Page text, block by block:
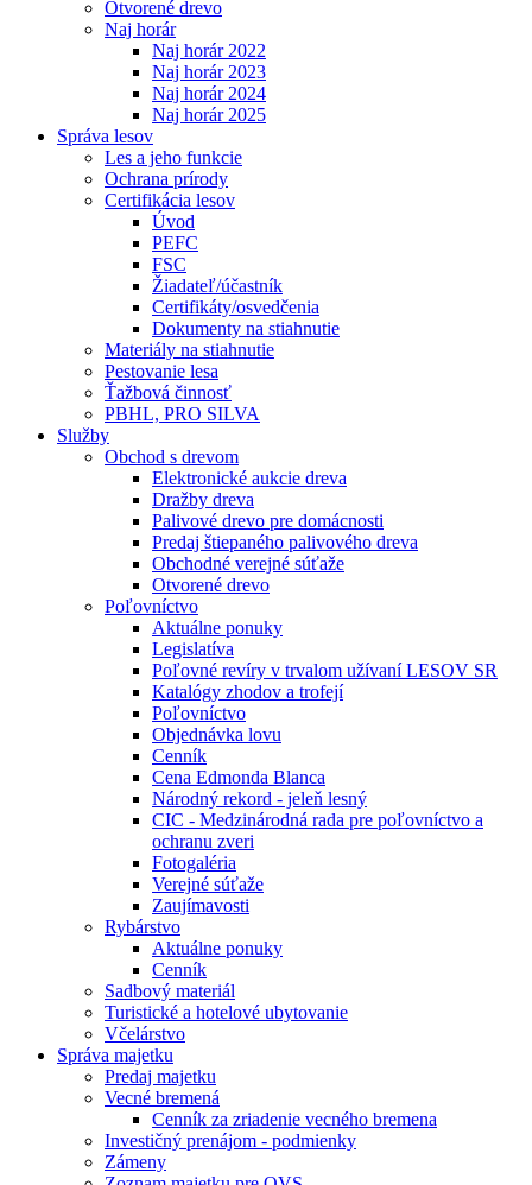
Otvorené drevo
Naj horár
Naj horár 2022
Naj horár 2023
Naj horár 2024
Naj horár 2025
Správa lesov
Les a jeho funkcie
Ochrana prírody
Certifikácia lesov
Úvod
PEFC
FSC
Žiadateľ/účastník
Certifikáty/osvedčenia
Dokumenty na stiahnutie
Materiály na stiahnutie
Pestovanie lesa
Ťažbová činnosť
PBHL, PRO SILVA
Služby
Obchod s drevom
Elektronické aukcie dreva
Dražby dreva
Palivové drevo pre domácnosti
Predaj štiepaného palivového dreva
Obchodné verejné súťaže
Otvorené drevo
Poľovníctvo
Aktuálne ponuky
Legislatíva
Poľovné revíry v trvalom užívaní LESOV SR
Katalógy zhodov a trofejí
Poľovníctvo
Objednávka lovu
Cenník
Cena Edmonda Blanca
Národný rekord - jeleň lesný
CIC - Medzinárodná rada pre poľovníctvo a
ochranu zveri
Fotogaléria
Verejné súťaže
Zaujímavosti
Rybárstvo
Aktuálne ponuky
Cenník
Sadbový materiál
Turistické a hotelové ubytovanie
Včelárstvo
Správa majetku
Predaj majetku
Vecné bremená
Cenník za zriadenie vecného bremena
Investičný prenájom - podmienky
Zámeny